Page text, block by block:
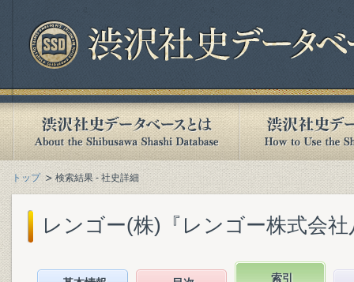
トップ 検索結果 - 社史詳細
レンゴー(株)『レンゴー株式会
索引